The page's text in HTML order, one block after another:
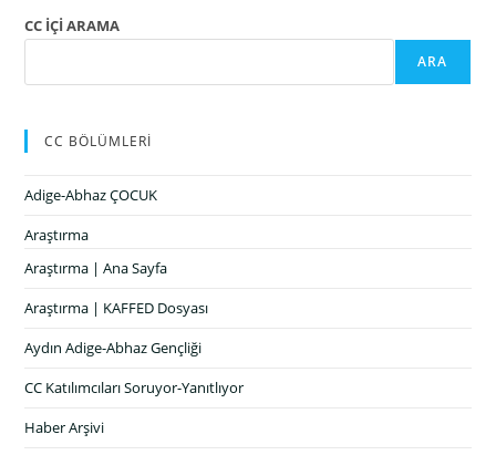
CC İÇİ ARAMA
ARA
CC BÖLÜMLERİ
Adige-Abhaz ÇOCUK
Araştırma
Araştırma | Ana Sayfa
Araştırma | KAFFED Dosyası
Aydın Adige-Abhaz Gençliği
CC Katılımcıları Soruyor-Yanıtlıyor
Haber Arşivi